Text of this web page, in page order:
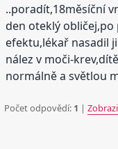
..poradít,18měsíční
den oteklý
efektu,lékař nasadil
nález v moči-
normálně a světlou
Počet odpovědí: 1 |